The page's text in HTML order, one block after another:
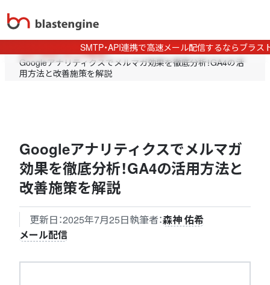
SMTP・API連携で高速メール配信するならブラス
TOP>Blog>メール配信>
Googleアナリティクスでメルマガ効果を徹底分析！GA4の活
用方法と改善施策を解説
Googleアナリティクスでメルマガ
効果を徹底分析！GA4の活用方法と
改善施策を解説
更新日：2025年7月25日執筆者：森神 佑希
メール配信